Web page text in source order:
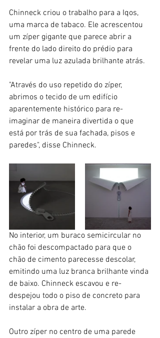
Chinneck criou o trabalho para a Iqos,
uma marca de tabaco. Ele acrescentou
um zíper gigante que parece abrir a
frente do lado direito do prédio para
revelar uma luz azulada brilhante atrás.
"Através do uso repetido do zíper,
abrimos o tecido de um edifício
aparentemente histórico para re-
imaginar de maneira divertida o que
está por trás de sua fachada, pisos e
paredes", disse Chinneck.
No interior, um buraco semicircular no
chão foi descompactado para que o
chão de cimento parecesse descolar,
emitindo uma luz branca brilhante vinda
de baixo. Chinneck escavou e re-
despejou todo o piso de concreto para
instalar a obra de arte.
Outro zíper no centro de uma parede